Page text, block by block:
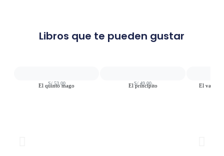
Libros que te pueden gustar
El quinto mago
S/53.00 El principito
S/ 49.00 El